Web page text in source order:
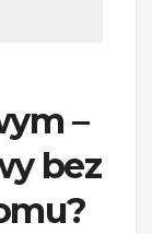
–
bez